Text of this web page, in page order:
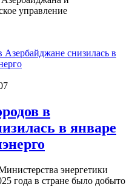
управление
в
в январе
энергетики
года в стране было добыто